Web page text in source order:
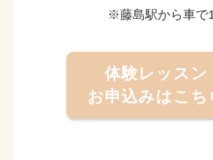
※藤島駅から車で
体験レッスン
お申込みはこち